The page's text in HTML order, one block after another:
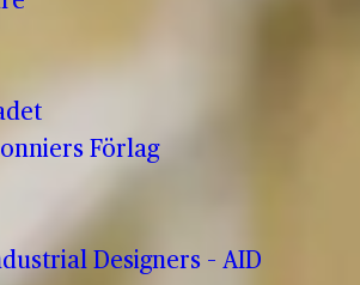
Förlag
Designers – AID